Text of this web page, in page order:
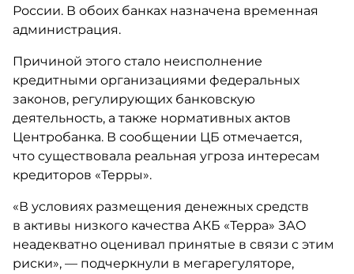
России. В обоих банках назначена временная
администрация.
Причиной этого стало неисполнение
кредитными организациями федеральных
законов, регулирующих банковскую
деятельность, а также нормативных актов
Центробанка. В сообщении ЦБ отмечается,
что существовала реальная угроза интересам
кредиторов «Терры».
«В условиях размещения денежных средств
в активы низкого качества АКБ «Терра» ЗАО
неадекватно оценивал принятые в связи с этим
риски», — подчеркнули в мегарегуляторе,